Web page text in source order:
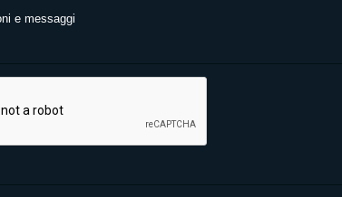
e messaggi